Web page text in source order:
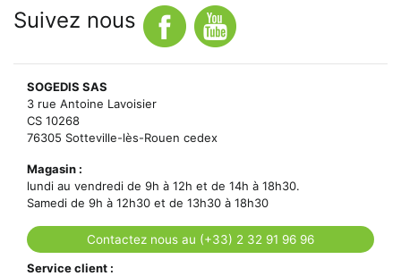
Suivez nous
SOGEDIS SAS
3 rue Antoine Lavoisier
CS 10268
76305 Sotteville-lès-Rouen cedex
Magasin :
lundi au vendredi de 9h à 12h et de 14h à 18h30.
Samedi de 9h à 12h30 et de 13h30 à 18h30
Contactez nous au (+33) 2 32 91 96 96
Service client :